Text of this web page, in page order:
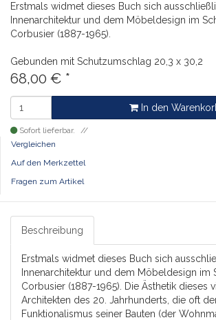
Erstmals widmet dieses Buch sich
Innenarchitektur und dem Möbeldesign im
Corbusier (1887-1965).
Gebunden mit Schutzumschlag 20,3 x 30,2
68,00 € *
In den
Sofort lieferbar.
Vergleichen
Auf den Merkzettel
Fragen zum Artikel
Beschreibung
Erstmals widmet dieses Buch sich
Innenarchitektur und dem Möbeldesign im
Corbusier (1887-1965). Die Ästhetik dieses
Architekten des 20. Jahrhunderts, die oft
Funktionalismus seiner Bauten (der